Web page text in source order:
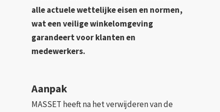
alle actuele wettelijke eisen en normen,
wat een veilige winkelomgeving
garandeert voor klanten en
medewerkers.
Aanpak
MASSET heeft na het verwijderen van de